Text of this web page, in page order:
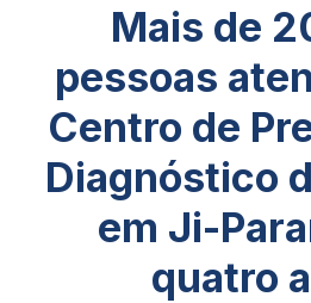
Mais de
pessoas
Centro de
Diagnóstico
em Ji-
quatro